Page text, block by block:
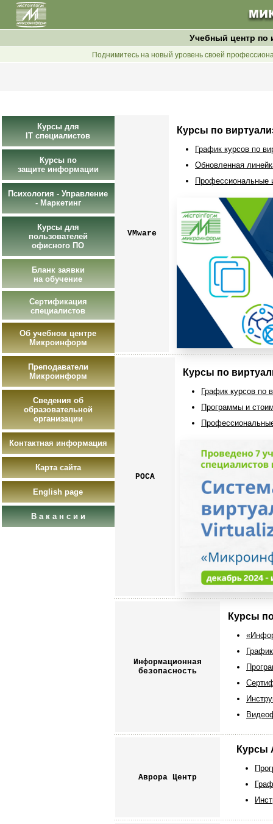
Учебный центр по
Поднимитесь на новый уровень своей
Курсы для
IT специалистов
Курсы по
защите информации
Психология - Управление
- Маркетинг
Курсы для
пользователей
офисного ПО
Бланк заявки
на обучение
Сертификация
специалистов
Об учебном центре
Микроинформ
Преподаватели
Микроинформ
Сведения об
образовательной
организации
Контактная информация
Карта сайта
English page
В а к а н с и и
VMware
Курсы по
График курсов по
Обновленная
Профессиональные
РОСА
Курсы по
График курсов по
Программы и
Информационная
безопасность
Курсы
Аврора Центр
Курсы